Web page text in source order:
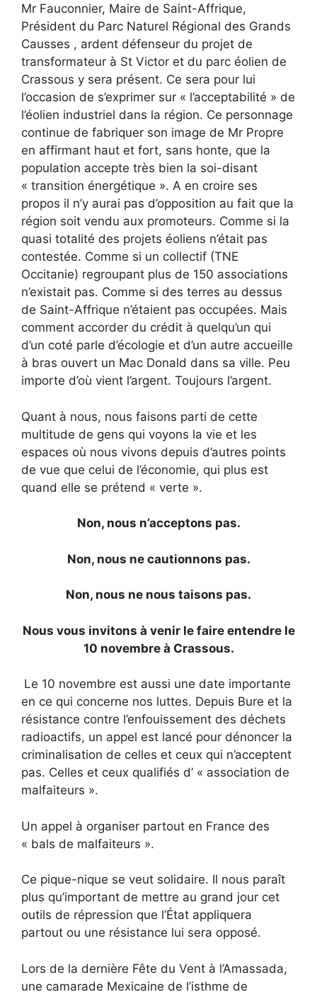
Mr Fauconnier, Maire de Saint-Affrique,
Président du Parc Naturel Régional des Grands
Causses , ardent défenseur du projet de
transformateur à St Victor et du parc éolien de
Crassous y sera présent. Ce sera pour lui
l’occasion de s’exprimer sur « l’acceptabilité » de
l’éolien industriel dans la région. Ce personnage
continue de fabriquer son image de Mr Propre
en affirmant haut et fort, sans honte, que la
population accepte très bien la soi-disant
« transition énergétique ». A en croire ses
propos il n’y aurai pas d’opposition au fait que la
région soit vendu aux promoteurs. Comme si la
quasi totalité des projets éoliens n’était pas
contestée. Comme si un collectif (TNE
Occitanie) regroupant plus de 150 associations
n’existait pas. Comme si des terres au dessus
de Saint-Affrique n’étaient pas occupées. Mais
comment accorder du crédit à quelqu’un qui
d’un coté parle d’écologie et d’un autre accueille
à bras ouvert un Mac Donald dans sa ville. Peu
importe d’où vient l’argent. Toujours l’argent.
Quant à nous, nous faisons parti de cette
multitude de gens qui voyons la vie et les
espaces où nous vivons depuis d’autres points
de vue que celui de l’économie, qui plus est
quand elle se prétend « verte ».
Non, nous n’acceptons pas.
Non, nous ne cautionnons pas.
Non, nous ne nous taisons pas.
Nous vous invitons à venir le faire entendre le
10 novembre à Crassous.
Le 10 novembre est aussi une date importante
en ce qui concerne nos luttes. Depuis Bure et la
résistance contre l’enfouissement des déchets
radioactifs, un appel est lancé pour dénoncer la
criminalisation de celles et ceux qui n’acceptent
pas. Celles et ceux qualifiés d’ « association de
malfaiteurs ».
Un appel à organiser partout en France des
« bals de malfaiteurs ».
Ce pique-nique se veut solidaire. Il nous paraît
plus qu’important de mettre au grand jour cet
outils de répression que l’État appliquera
partout ou une résistance lui sera opposé.
Lors de la dernière Fête du Vent à l’Amassada,
une camarade Mexicaine de l’isthme de